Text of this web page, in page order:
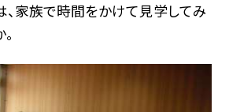
、家族で時間をかけて見学してみ